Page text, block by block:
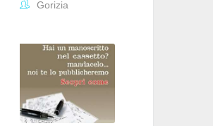
Gorizia